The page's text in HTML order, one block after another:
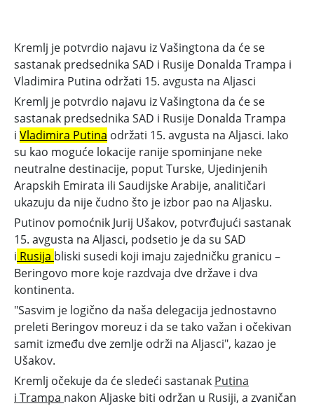
Kremlj je potvrdio najavu iz Vašingtona da će se
sastanak predsednika SAD i Rusije Donalda Trampa i
Vladimira Putina održati 15. avgusta na Aljasci
Kremlj je potvrdio najavu iz Vašingtona da će se
sastanak predsednika SAD i Rusije Donalda Trampa
i Vladimira Putina održati 15. avgusta na Aljasci. Iako
su kao moguće lokacije ranije spominjane neke
neutralne destinacije, poput Turske, Ujedinjenih
Arapskih Emirata ili Saudijske Arabije, analitičari
ukazuju da nije čudno što je izbor pao na Aljasku.
Putinov pomoćnik Jurij Ušakov, potvrđujući sastanak
15. avgusta na Aljasci, podsetio je da su SAD
i Rusija bliski susedi koji imaju zajedničku granicu –
Beringovo more koje razdvaja dve države i dva
kontinenta.
"Sasvim je logično da naša delegacija jednostavno
preleti Beringov moreuz i da se tako važan i očekivan
samit između dve zemlje održi na Aljasci", kazao je
Ušakov.
Kremlj očekuje da će sledeći sastanak Putina
i Trampa nakon Aljaske biti održan u Rusiji, a zvaničan